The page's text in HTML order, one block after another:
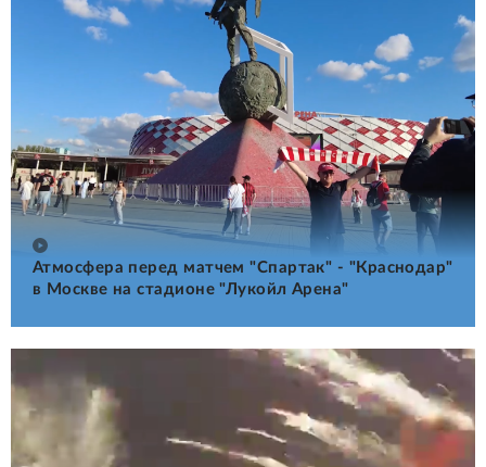
Атмосфера перед матчем "Спартак" - "Краснодар"
в Москве на стадионе "Лукойл Арена"